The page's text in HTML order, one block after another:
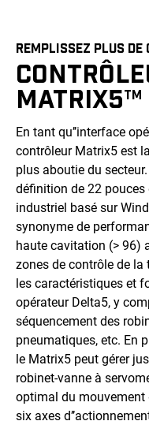
REMPLISSEZ PLUS DE
MATRIX5TM
En tant qu’’interface
contrôleur Matrix5 est
plus aboutie du
définition de 22
industriel basé sur
synonyme de
haute cavitation (> 96)
zones de contrôle de
les caractéristiques et
opérateur Delta5, y
séquencement des
pneumatiques, etc. En
le Matrix5 peut gérer
robinet-vanne à
optimal du mouvement
six axes